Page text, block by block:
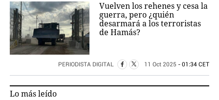
Vuelven los rehenes y cesa la
guerra, pero ¿quién
desarmará a los terroristas
de Hamás?
PERIODISTA DIGITAL 11 Oct 2025 - 01:34 CET
Lo más leído